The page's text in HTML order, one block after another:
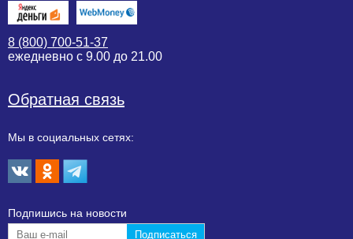
8 (800) 700-51-37
ежедневно с 9.00 до 21.00
Обратная связь
Мы в социальных сетях:
Подпишиcь на новости